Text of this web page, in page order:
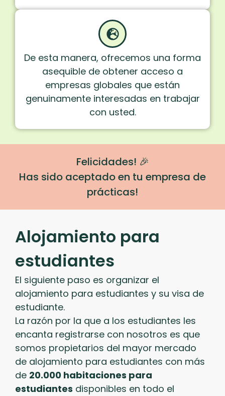
De esta manera, ofrecemos una forma
asequible de obtener acceso a
empresas globales que están
genuinamente interesadas en trabajar
con usted.
Felicidades! 🎉
Has sido aceptado en tu empresa de
prácticas!
Alojamiento para
estudiantes
El siguiente paso es organizar el
alojamiento para estudiantes y su visa de
estudiante.
La razón por la que a los estudiantes les
encanta registrarse con nosotros es que
somos propietarios del mayor mercado
de alojamiento para estudiantes con más
de 20.000 habitaciones para
estudiantes disponibles en todo el